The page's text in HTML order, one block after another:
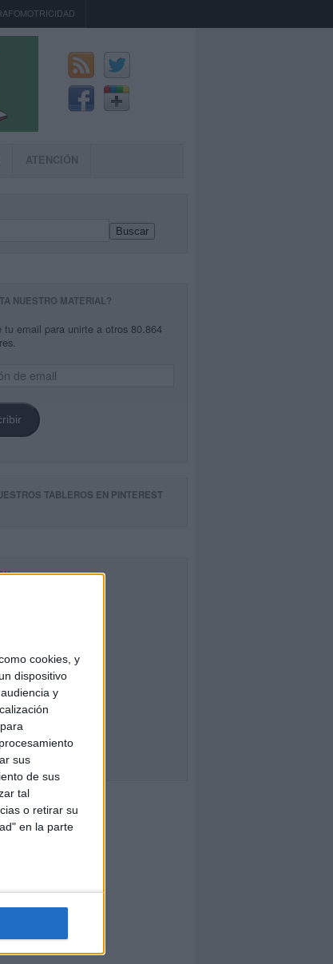
cookies, y
dispositivo
y
sus
de sus
tal
o retirar su
en la parte
ATENCIÓN
Buscar
NUESTRO MATERIAL?
tu email para unirte a otros 80.864
TABLEROS EN PINTEREST